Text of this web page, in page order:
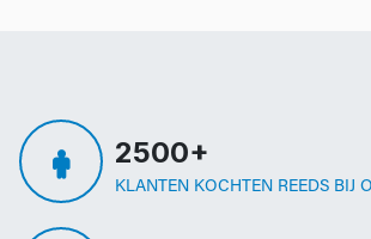
2500+
KLANTEN KOCHTEN REEDS BIJ